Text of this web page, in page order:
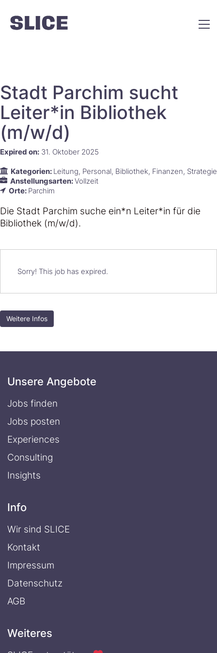
Stadt Parchim sucht
Leiter*in Bibliothek
(m/w/d)
Expired on: 31. Oktober 2025
Kategorien: Leitung Personal Bibliothek Finanzen Strategie
Anstellungsarten:Vollzeit
Orte: Parchim
Die Stadt Parchim suche ein*n Leiter*in für die
Bibliothek (m/w/d).
Sorry! This job has expired.
Weitere Infos
Unsere Angebote
Jobs finden
Jobs posten
Experiences
Consulting
Insights
Info
Wir sind SLICE
Kontakt
Impressum
Datenschutz
AGB
Weiteres